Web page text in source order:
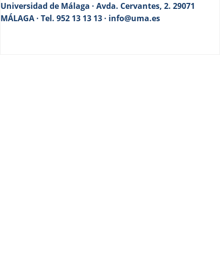
Universidad de Málaga · Avda. Cervantes, 2. 29071
MÁLAGA · Tel. 952 13 13 13 · info@uma.es